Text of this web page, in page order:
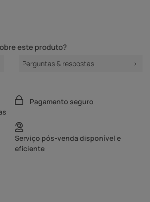
este produto?
Perguntas & respostas
Pagamento seguro
Serviço pós-venda disponível e
eficiente